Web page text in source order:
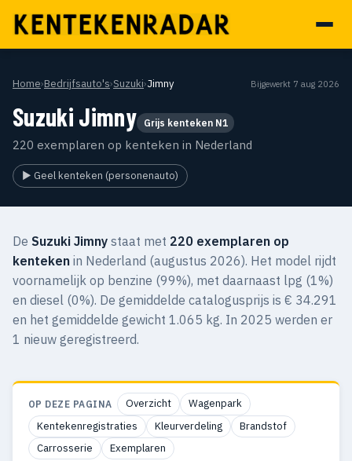
Home›Bedrijfsauto's›Suzuki›Jimny Bijgewerkt 7 aug 2026
Suzuki Jimny Grijs kenteken N1
220 exemplaren op kenteken in Nederland
▶ Geel kenteken (personenauto)
De Suzuki Jimny staat met 220 exemplaren op
kenteken in Nederland (augustus 2026). Het model rijdt
voornamelijk op benzine (99%), met daarnaast lpg (1%)
en diesel (0%). De gemiddelde catalogusprijs is € 34.291
en het gemiddelde gewicht 1.065 kg. In 2025 werden er
1 nieuw geregistreerd.
OP DEZE PAGINA Overzicht
Wagenpark
Kentekenregistraties
Kleurverdeling
Brandstof
Carrosserie
Exemplaren